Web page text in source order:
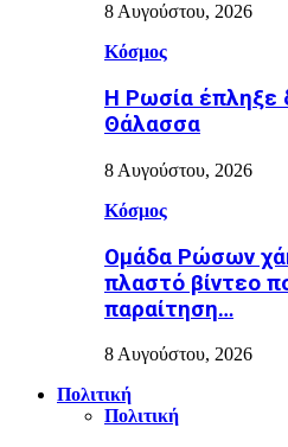
8 Αυγούστου, 2026
Κόσμος
Η Ρωσία έπληξε
Θάλασσα
8 Αυγούστου, 2026
Κόσμος
Ομάδα Ρώσων
πλαστό βίντεο
παραίτηση…
8 Αυγούστου, 2026
Πολιτική
Πολιτική